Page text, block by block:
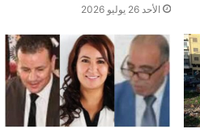
الأحد 26 يوليو 2026